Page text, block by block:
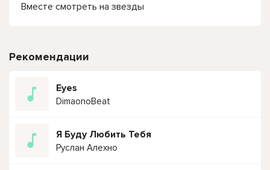
Вместе смотреть на звезды
Рекомендации
Eyes
DimaonoBeat
Я Буду Любить Тебя
Руслан Алехно